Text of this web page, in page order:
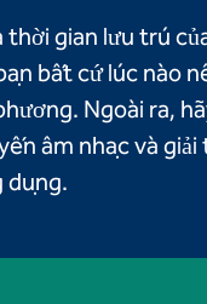
thời gian lưu trú
bất cứ lúc nào
Ngoài ra,
âm nhạc và
dụng.